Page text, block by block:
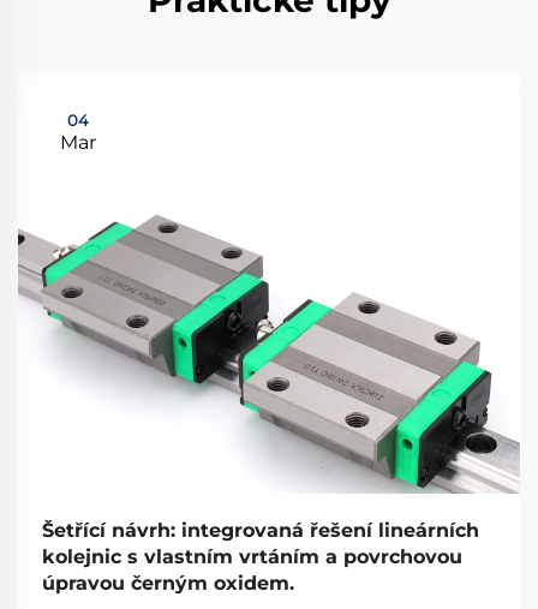
04
Mar
Šetřící návrh: integrovaná řešení lineárních
kolejnic s vlastním vrtáním a povrchovou
úpravou černým oxidem.